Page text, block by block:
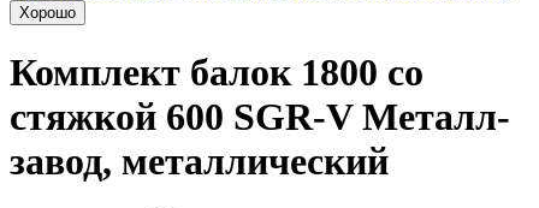
Хорошо
Комплект балок 1800 со
стяжкой 600 SGR-V Металл-
завод, металлический